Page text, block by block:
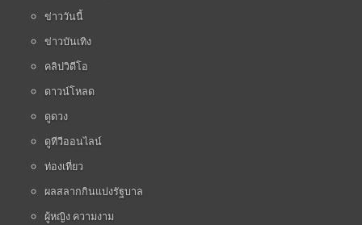
ข่าววันนี้
ข่าวบันเทิง
คลิปวิดีโอ
ดาวน์โหลด
ดูดวง
ดูทีวีออนไลน์
ท่องเที่ยว
ผลสลากกินแบ่งรัฐบาล
ผู้หญิง ความงาม